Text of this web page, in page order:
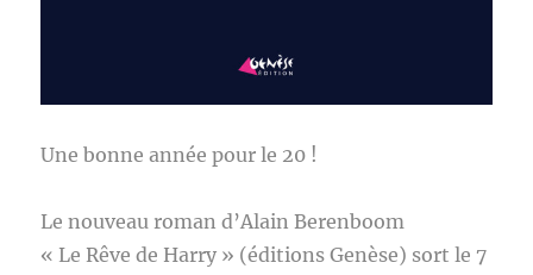
Une bonne année pour le 20 !
Le nouveau roman d’Alain Berenboom
« Le Rêve de Harry » (éditions Genèse) sort le 7